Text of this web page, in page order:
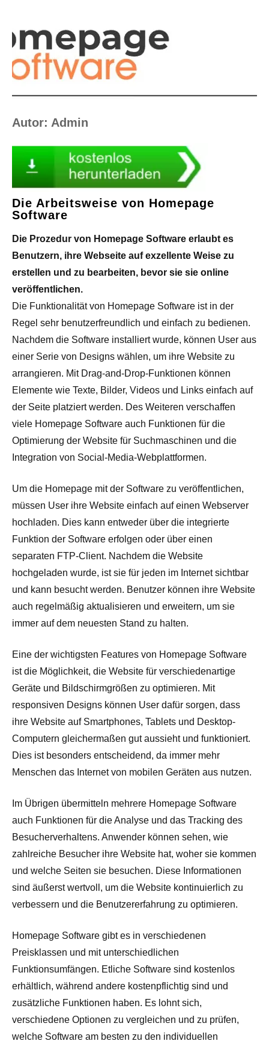
to
content
Autor: Admin
Die Arbeitsweise von Homepage
Software
Die Prozedur von Homepage Software erlaubt es
Benutzern, ihre Webseite auf exzellente Weise zu
erstellen und zu bearbeiten, bevor sie sie online
veröffentlichen.
Die Funktionalität von Homepage Software ist in der
Regel sehr benutzerfreundlich und einfach zu bedienen.
Nachdem die Software installiert wurde, können User aus
einer Serie von Designs wählen, um ihre Website zu
arrangieren. Mit Drag-and-Drop-Funktionen können
Elemente wie Texte, Bilder, Videos und Links einfach auf
der Seite platziert werden. Des Weiteren verschaffen
viele Homepage Software auch Funktionen für die
Optimierung der Website für Suchmaschinen und die
Integration von Social-Media-Webplattformen.
Um die Homepage mit der Software zu veröffentlichen,
müssen User ihre Website einfach auf einen Webserver
hochladen. Dies kann entweder über die integrierte
Funktion der Software erfolgen oder über einen
separaten FTP-Client. Nachdem die Website
hochgeladen wurde, ist sie für jeden im Internet sichtbar
und kann besucht werden. Benutzer können ihre Website
auch regelmäßig aktualisieren und erweitern, um sie
immer auf dem neuesten Stand zu halten.
Eine der wichtigsten Features von Homepage Software
ist die Möglichkeit, die Website für verschiedenartige
Geräte und Bildschirmgrößen zu optimieren. Mit
responsiven Designs können User dafür sorgen, dass
ihre Website auf Smartphones, Tablets und Desktop-
Computern gleichermaßen gut aussieht und funktioniert.
Dies ist besonders entscheidend, da immer mehr
Menschen das Internet von mobilen Geräten aus nutzen.
Im Übrigen übermitteln mehrere Homepage Software
auch Funktionen für die Analyse und das Tracking des
Besucherverhaltens. Anwender können sehen, wie
zahlreiche Besucher ihre Website hat, woher sie kommen
und welche Seiten sie besuchen. Diese Informationen
sind äußerst wertvoll, um die Website kontinuierlich zu
verbessern und die Benutzererfahrung zu optimieren.
Homepage Software gibt es in verschiedenen
Preisklassen und mit unterschiedlichen
Funktionsumfängen. Etliche Software sind kostenlos
erhältlich, während andere kostenpflichtig sind und
zusätzliche Funktionen haben. Es lohnt sich,
verschiedene Optionen zu vergleichen und zu prüfen,
welche Software am besten zu den individuellen